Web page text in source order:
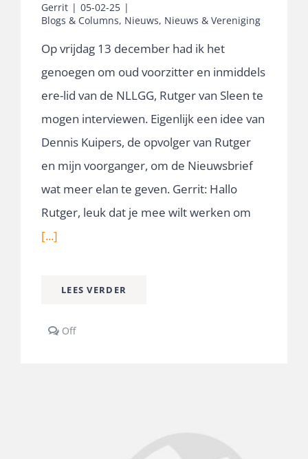
Gerrit | 05-02-25 |
Blogs & Columns, Nieuws, Nieuws & Vereniging
Op vrijdag 13 december had ik het
genoegen om oud voorzitter en inmiddels
ere-lid van de NLLGG, Rutger van Sleen te
mogen interviewen. Eigenlijk een idee van
Dennis Kuipers, de opvolger van Rutger
en mijn voorganger, om de Nieuwsbrief
wat meer elan te geven. Gerrit: Hallo
Rutger, leuk dat je mee wilt werken om
[...]
LEES VERDER
OffComments